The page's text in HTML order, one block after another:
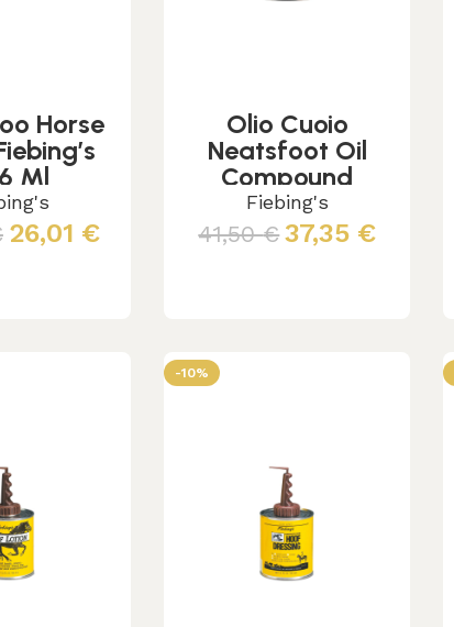
Horse
Ml
26,01 €
Olio Cuoio
Neatsfoot Oil
Compound
Fiebing’s 946 Ml
Con Applicatore
Fiebing's
41,50€ 37,35 €
-10%